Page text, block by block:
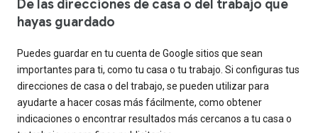
De las direcciones de casa o del trabajo que
hayas guardado
Puedes guardar en tu cuenta de Google sitios que sean
importantes para ti, como tu casa o tu trabajo. Si configuras tus
direcciones de casa o del trabajo, se pueden utilizar para
ayudarte a hacer cosas más fácilmente, como obtener
indicaciones o encontrar resultados más cercanos a tu casa o